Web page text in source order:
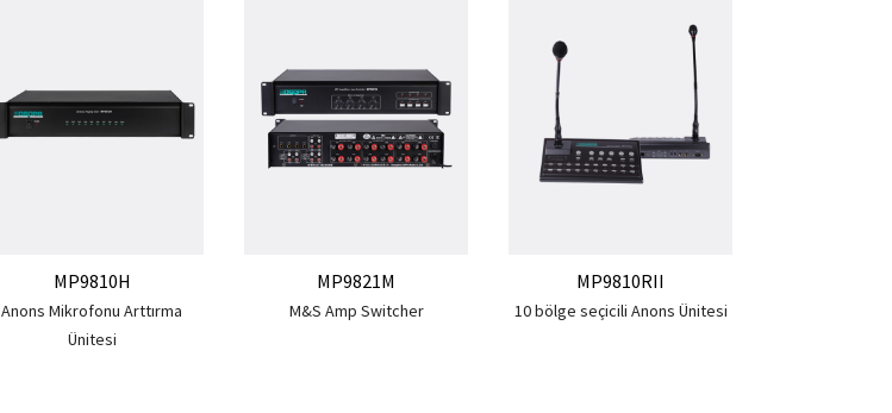
MP9810H
Anons Mikrofonu Arttırma
Ünitesi
MP9821M
M&S Amp Switcher
MP9810RII
10 bölge seçicili Anons Ünitesi